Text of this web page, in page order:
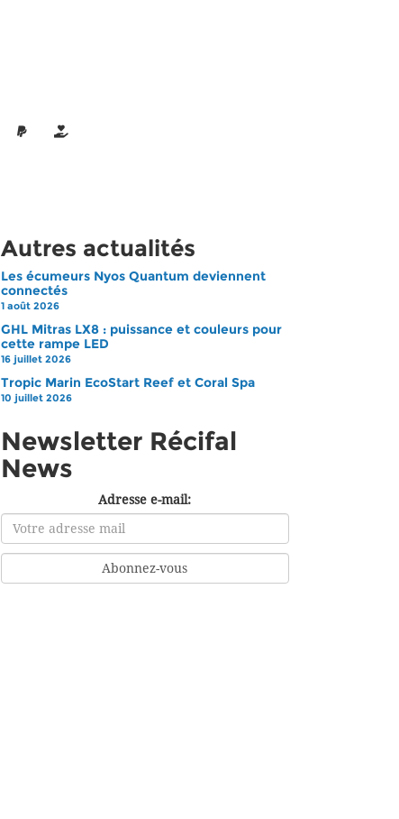
Autres actualités
Les écumeurs Nyos Quantum deviennent
connectés
1 août 2026
GHL Mitras LX8 : puissance et couleurs pour
cette rampe LED
16 juillet 2026
Tropic Marin EcoStart Reef et Coral Spa
10 juillet 2026
Newsletter Récifal
News
Adresse e-mail: